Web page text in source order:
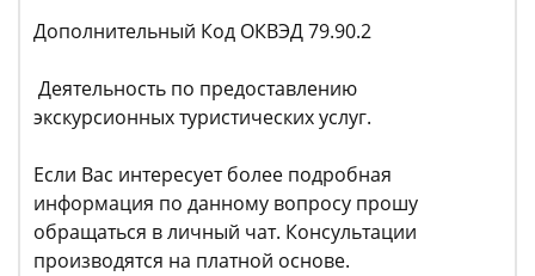
Дополнительный Код ОКВЭД 79.90.2
Деятельность по предоставлению
экскурсионных туристических услуг.
Если Вас интересует более подробная
информация по данному вопросу прошу
обращаться в личный чат. Консультации
производятся на платной основе.